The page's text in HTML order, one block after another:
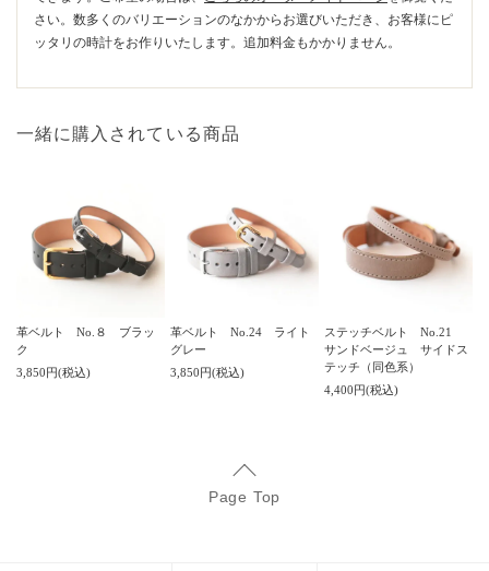
さい。数多くのバリエーションのなかからお選びいただき、お客様にピ
ッタリの時計をお作りいたします。追加料金もかかりません。
一緒に購入されている商品
革ベルト No.８ ブラッ
ク
3,850円(税込)
革ベルト No.24 ライト
グレー
3,850円(税込)
ステッチベルト No.21
サンドベージュ サイドス
テッチ（同色系）
4,400円(税込)
Page Top